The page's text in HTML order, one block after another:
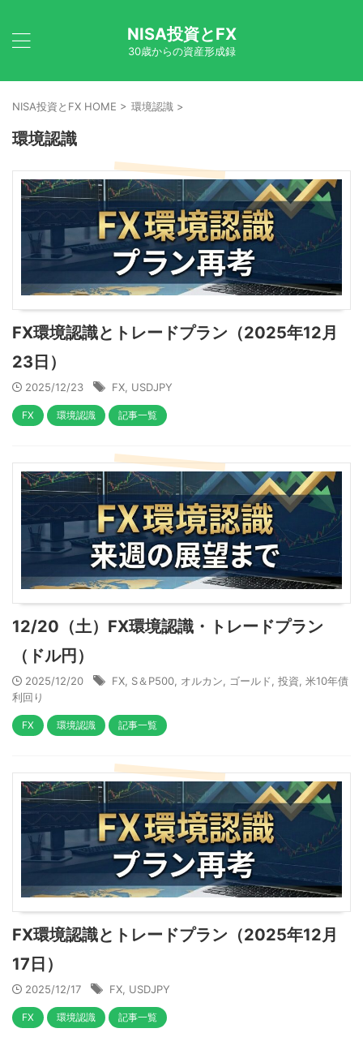
NISA投資とFX
30歳からの資産形成録
NISA投資とFX HOME > 環境認識 >
環境認識
FX環境認識とトレードプラン（2025年12月
23日）
2025/12/23 FX USDJPY
FX 環境認識 記事一覧
12/20（土）FX環境認識・トレードプラン
（ドル円）
2025/12/20 FX S＆P500 オルカン ゴールド 投資 米10年債
利回り
FX 環境認識 記事一覧
FX環境認識とトレードプラン（2025年12月
17日）
2025/12/17 FX USDJPY
FX 環境認識 記事一覧